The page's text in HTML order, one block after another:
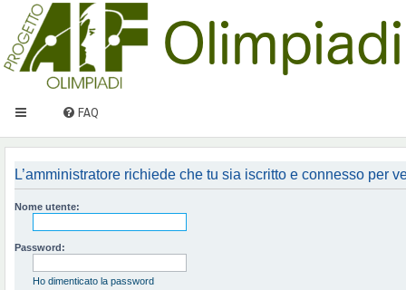
FAQ
L’amministratore richiede che tu sia iscritto e connesso per
Nome utente:
Password:
Ho dimenticato la password